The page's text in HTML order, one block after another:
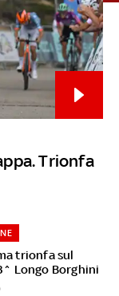
Trionfa
trionfa sul
Longo Borghini